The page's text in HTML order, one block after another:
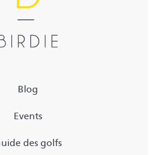
Blog
Events
des golfs